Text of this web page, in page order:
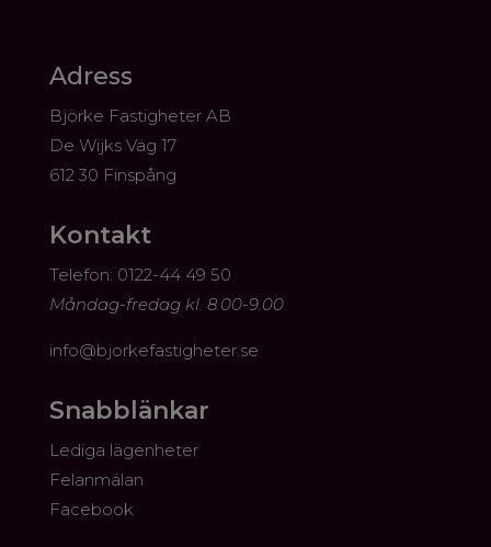
Adress
Björke Fastigheter AB
De Wijks Väg 17
612 30 Finspång
Kontakt
​Telefon: 0122-44 49 50
Måndag-fredag kl. 8.00-9.00
info@bjorkefastigheter.se
Snabblänkar
Lediga lägenheter
Felanmälan
Facebook